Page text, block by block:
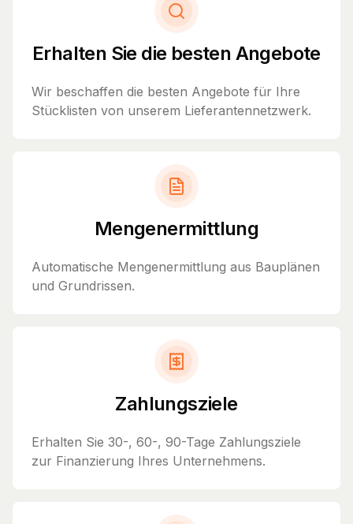
Erhalten Sie die besten Angebote
Wir beschaffen die besten Angebote für Ihre
Stücklisten von unserem Lieferantennetzwerk.
Mengenermittlung
Automatische Mengenermittlung aus Bauplänen
und Grundrissen.
Zahlungsziele
Erhalten Sie 30-, 60-, 90-Tage Zahlungsziele
zur Finanzierung Ihres Unternehmens.